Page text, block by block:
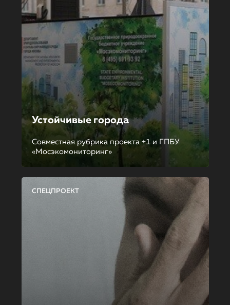
Устойчивые города
Совместная рубрика проекта +1 и ГПБУ
«Мосэкомониторинг»
СПЕЦПРОЕКТ